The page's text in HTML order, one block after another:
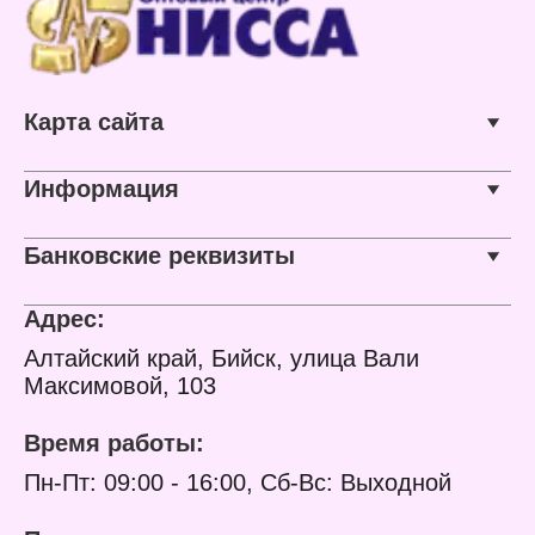
Объем защиты: 1 кв.м
Карта сайта
Информация
Банковские реквизиты
Адрес:
Алтайский край, Бийск, улица Вали
Максимовой, 103
Время работы:
Пн-Пт: 09:00 - 16:00, Сб-Вс: Выходной